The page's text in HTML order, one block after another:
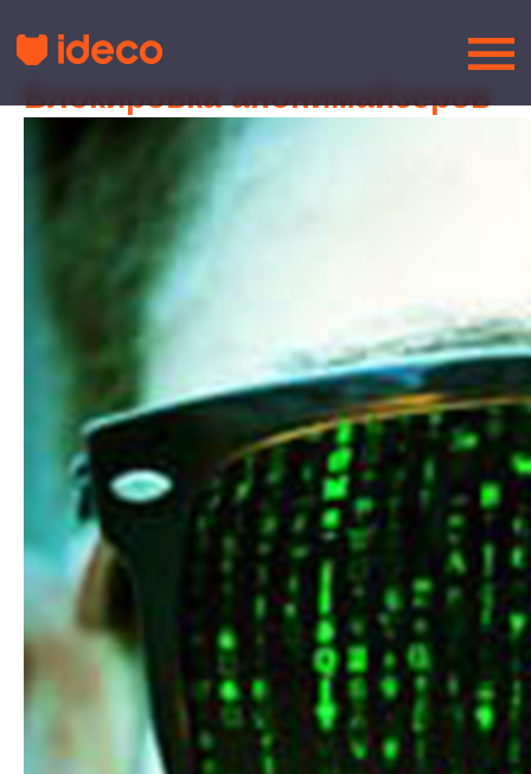
Блокировка анонимайзеров